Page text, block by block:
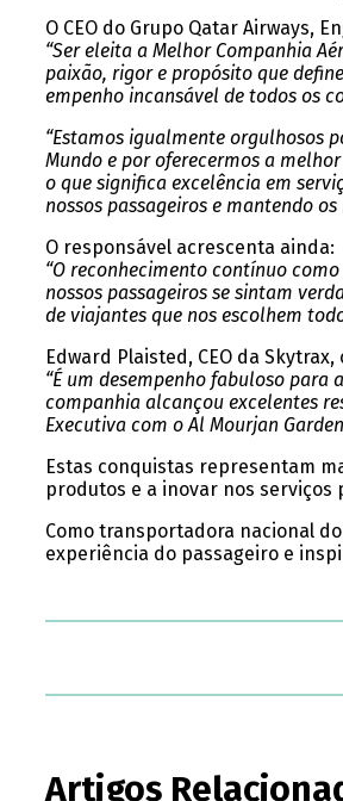
O CEO do Grupo Qatar Airways,
“Ser eleita a Melhor Companhia
paixão, rigor e propósito que
empenho incansável de todos os
“Estamos igualmente orgulhosos
Mundo e por oferecermos a
o que significa excelência em
nossos passageiros e mantendo
O responsável acrescenta ainda:
“O reconhecimento contínuo
nossos passageiros se sintam
de viajantes que nos escolhem
Edward Plaisted, CEO da
“É um desempenho fabuloso para
companhia alcançou excelentes
Executiva com o Al Mourjan
Estas conquistas representam
produtos e a inovar nos serviços
Como transportadora nacional
experiência do passageiro e
Artigos